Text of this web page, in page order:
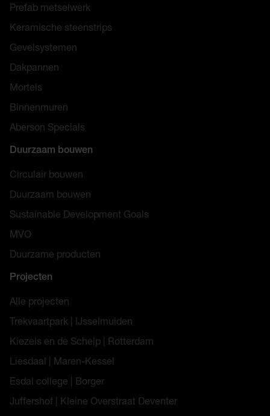
Prefab metselwerk
Keramische steenstrips
Gevelsystemen
Dakpannen
Mortels
Binnenmuren
Aberson Specials
Duurzaam bouwen
Circulair bouwen
Duurzaam bouwen
Sustainable Development Goals
MVO
Duurzame producten
Projecten
Alle projecten
Trekvaartpark | IJsselmuiden
Kiezels en de Schelp | Rotterdam
Liesdaal | Maren-Kessel
Esdal college | Borger
Juffershof | Kleine Overstraat Deventer